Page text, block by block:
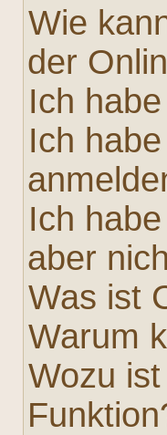
Wie
der
Ich
Ich
Ich
aber
Was ist
Warum
Wozu